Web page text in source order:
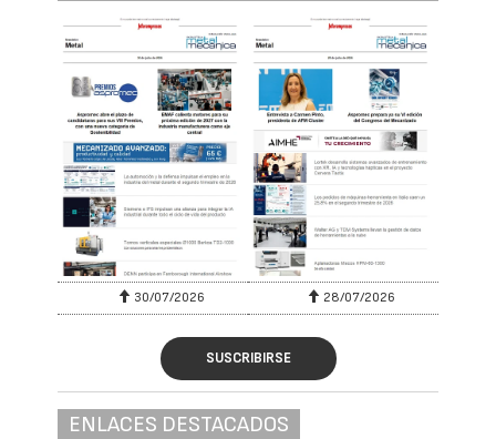
30/07/2026 28/07/2026
SUSCRIBIRSE
ENLACES DESTACADOS